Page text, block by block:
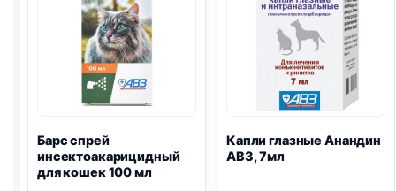
Барс спрей
инсектоакарицидный
для кошек 100 мл
Капли глазные Анандин
АВЗ, 7мл